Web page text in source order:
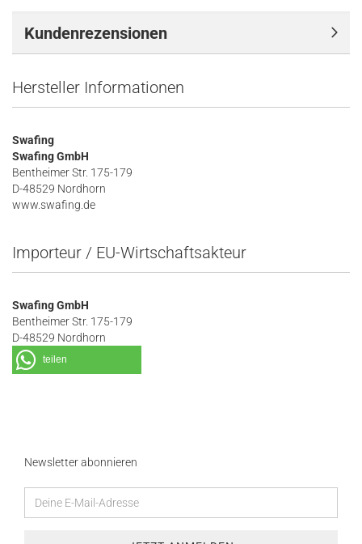
Kundenrezensionen
Hersteller Informationen
Swafing
Swafing GmbH
Bentheimer Str. 175-179
D-48529 Nordhorn
www.swafing.de
Importeur / EU-Wirtschaftsakteur
Swafing GmbH
Bentheimer Str. 175-179
D-48529 Nordhorn
teilen
Newsletter abonnieren